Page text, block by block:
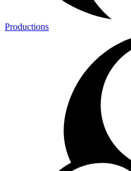
Productions